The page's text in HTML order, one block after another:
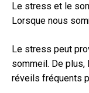
Le stress et le
Lorsque nous
Le stress peut
sommeil. De
réveils fréquents